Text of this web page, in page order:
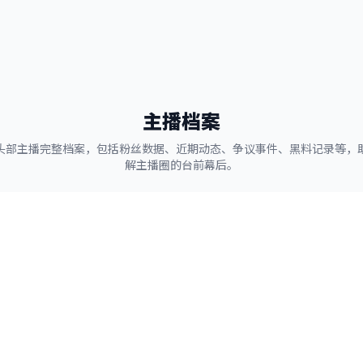
主播档案
部主播完整档案，包括粉丝数据、近期动态、争议事件、黑料记录等，
解主播圈的台前幕后。